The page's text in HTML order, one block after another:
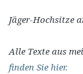
Jäger-Hochsitze
Alle Texte aus
finden Sie hier.